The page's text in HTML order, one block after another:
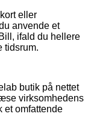
eller
anvende et
ifald du hellere
tidsrum.
butik på nettet
virksomhedens
et omfattende